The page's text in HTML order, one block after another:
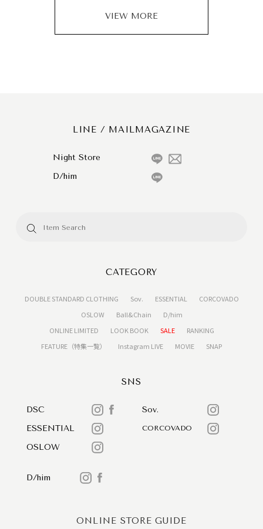
VIEW MORE
LINE / MAILMAGAZINE
Night Store
D/him
CATEGORY
DOUBLE STANDARD CLOTHING Sov. ESSENTIAL
CORCOVADO
OSLOW
Ball&Chain
D/him
ONLINE LIMITED
LOOK BOOK SALE
RANKING
FEATURE（特集一覧）
Instagram LIVE MOVIE SNAP
SNS
DSC
Sov.
ESSENTIAL
CORCOVADO
OSLOW
D/him
ONLINE STORE GUIDE